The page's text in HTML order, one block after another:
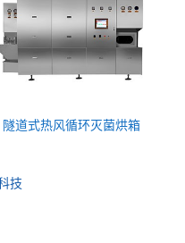
隧道式热风循环灭菌烘箱
技